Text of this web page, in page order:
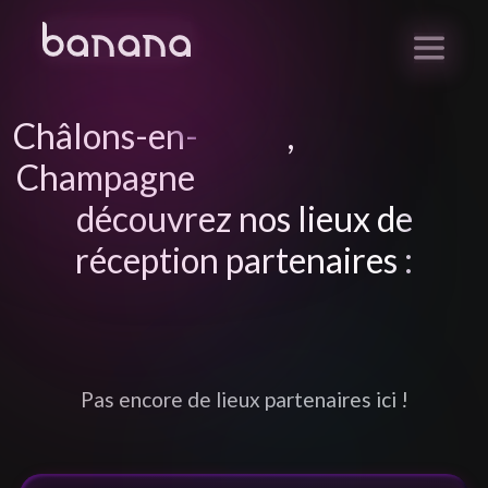
Châlons-en-
Champagne
,
découvrez nos lieux de
réception partenaires :
Pas encore de lieux partenaires ici !